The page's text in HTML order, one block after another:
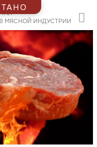
МЯСНОЙ ИНДУСТРИИ